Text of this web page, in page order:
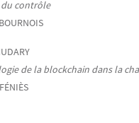
contrôle
de la blockchain dans la